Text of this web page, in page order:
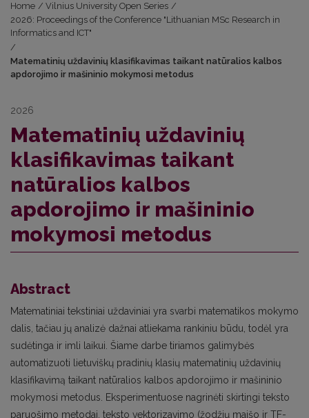
Home / Vilnius University Open Series /
2026: Proceedings of the Conference "Lithuanian MSc Research in
Informatics and ICT"
/
Matematinių uždavinių klasifikavimas taikant natūralios kalbos
apdorojimo ir mašininio mokymosi metodus
2026
Matematinių uždavinių
klasifikavimas taikant
natūralios kalbos
apdorojimo ir mašininio
mokymosi metodus
Abstract
Matematiniai tekstiniai uždaviniai yra svarbi matematikos mokymo
dalis, tačiau jų analizė dažnai atliekama rankiniu būdu, todėl yra
sudėtinga ir imli laikui. Šiame darbe tiriamos galimybės
automatizuoti lietuviškų pradinių klasių matematinių uždavinių
klasifikavimą taikant natūralios kalbos apdorojimo ir mašininio
mokymosi metodus. Eksperimentuose nagrinėti skirtingi teksto
paruošimo metodai, teksto vektorizavimo (žodžių maišo ir TF-